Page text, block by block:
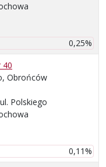
0,25%
40
Obrońców
Polskiego
0,11%